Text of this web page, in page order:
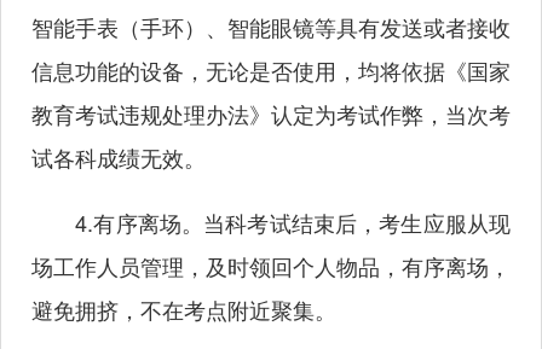
智能手表（手环）、智能眼镜等具有发送或者接收
信息功能的设备，无论是否使用，均将依据《国家
教育考试违规处理办法》认定为考试作弊，当次考
试各科成绩无效。
4.有序离场。当科考试结束后，考生应服从现
场工作人员管理，及时领回个人物品，有序离场，
避免拥挤，不在考点附近聚集。